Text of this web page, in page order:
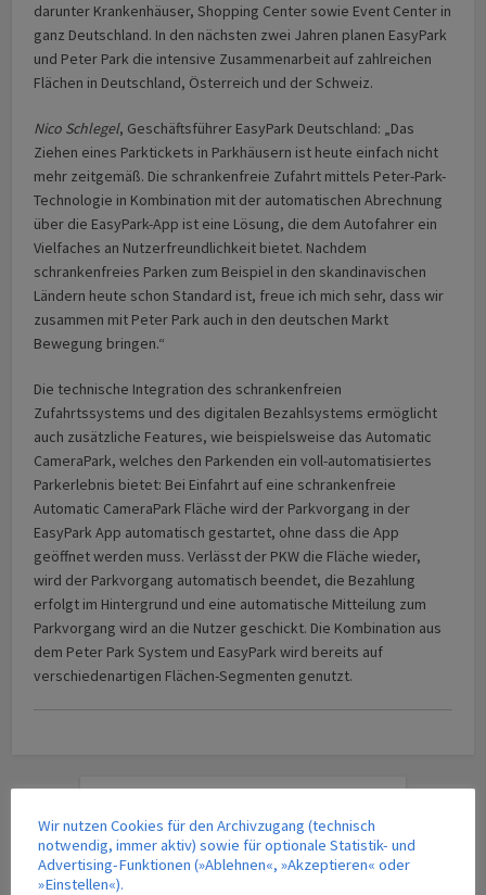
darunter Krankenhäuser, Shopping Center sowie Event Center in
ganz Deutschland. In den nächsten zwei Jahren planen EasyPark
und Peter Park die intensive Zusammenarbeit auf zahlreichen
Flächen in Deutschland, Österreich und der Schweiz.
Nico Schlegel, Geschäftsführer EasyPark Deutschland: „Das
Ziehen eines Parktickets in Parkhäusern ist heute einfach nicht
mehr zeitgemäß. Die schrankenfreie Zufahrt mittels Peter-Park-
Technologie in Kombination mit der automatischen Abrechnung
über die EasyPark-App ist eine Lösung, die dem Autofahrer ein
Vielfaches an Nutzerfreundlichkeit bietet. Nachdem
schrankenfreies Parken zum Beispiel in den skandinavischen
Ländern heute schon Standard ist, freue ich mich sehr, dass wir
zusammen mit Peter Park auch in den deutschen Markt
Bewegung bringen.“
Die technische Integration des schrankenfreien
Zufahrtssystems und des digitalen Bezahlsystems ermöglicht
auch zusätzliche Features, wie beispielsweise das Automatic
CameraPark, welches den Parkenden ein voll-automatisiertes
Parkerlebnis bietet: Bei Einfahrt auf eine schrankenfreie
Automatic CameraPark Fläche wird der Parkvorgang in der
EasyPark App automatisch gestartet, ohne dass die App
geöffnet werden muss. Verlässt der PKW die Fläche wieder,
wird der Parkvorgang automatisch beendet, die Bezahlung
erfolgt im Hintergrund und eine automatische Mitteilung zum
Parkvorgang wird an die Nutzer geschickt. Die Kombination aus
dem Peter Park System und EasyPark wird bereits auf
verschiedenartigen Flächen-Segmenten genutzt.
Wir nutzen Cookies für den Archivzugang (technisch
notwendig, immer aktiv) sowie für optionale Statistik- und
Advertising-Funktionen (»Ablehnen«, »Akzeptieren« oder
»Einstellen«).